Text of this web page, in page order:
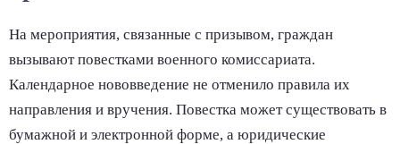
На мероприятия, связанные с призывом, граждан
вызывают повестками военного комиссариата.
Календарное нововведение не отменило правила их
направления и вручения. Повестка может существовать в
бумажной и электронной форме, а юридические